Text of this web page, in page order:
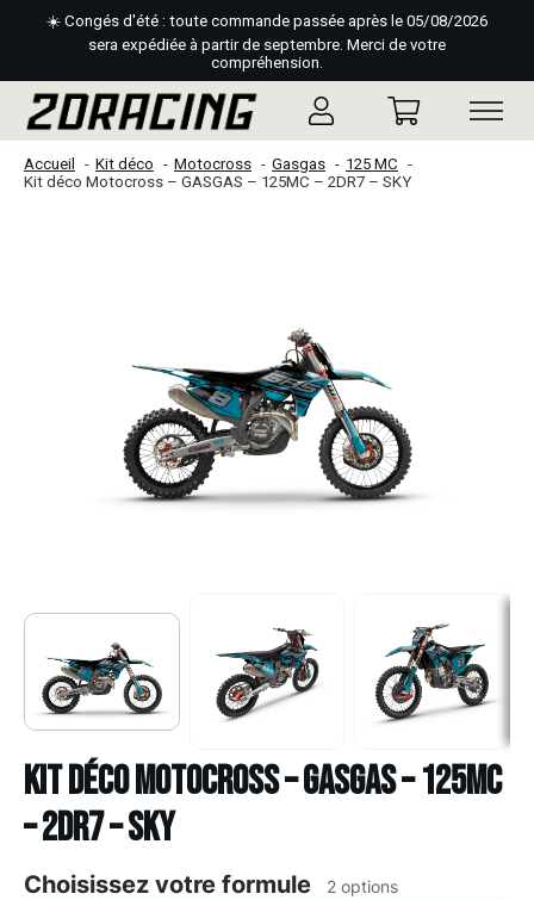
☀️ Congés d'été : toute commande passée après le 05/08/2026
sera expédiée à partir de septembre. Merci de votre
compréhension.
Accueil Kit déco Motocross Gasgas
125 MC
Kit déco Motocross – GASGAS – 125MC – 2DR7 – SKY
Kit déco Motocross – GASGAS – 125MC
– 2DR7 – SKY
Choisissez votre formule 2 options